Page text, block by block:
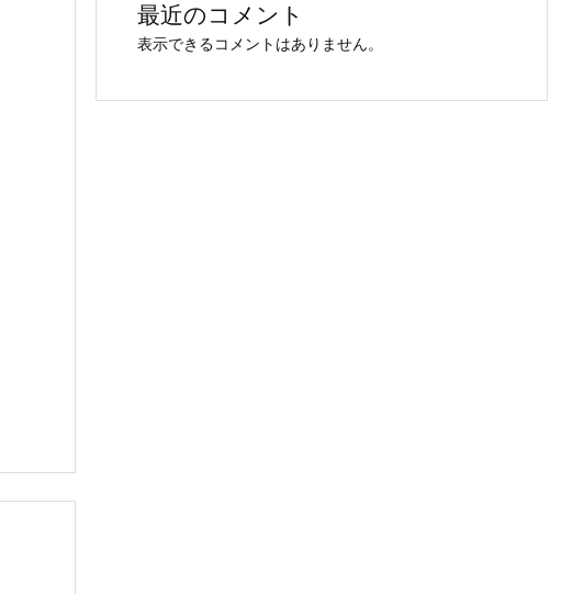
最近のコメント
表示できるコメントはありません。